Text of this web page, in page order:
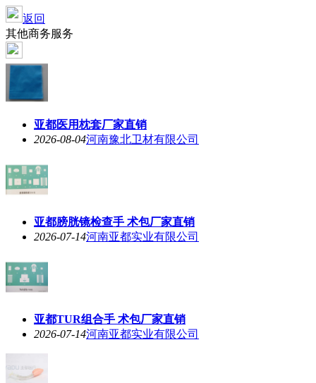
返回
其他商务服务
亚都医用枕套厂家直销
2026-08-04河南豫北卫材有限公司
亚都膀胱镜检查手 术包厂家直销
2026-07-14河南亚都实业有限公司
亚都TUR组合手 术包厂家直销
2026-07-14河南亚都实业有限公司